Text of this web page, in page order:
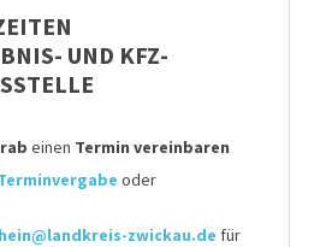
UND KFZ-
einen Termin vereinbaren
Terminvergabe oder
zwickau.de für